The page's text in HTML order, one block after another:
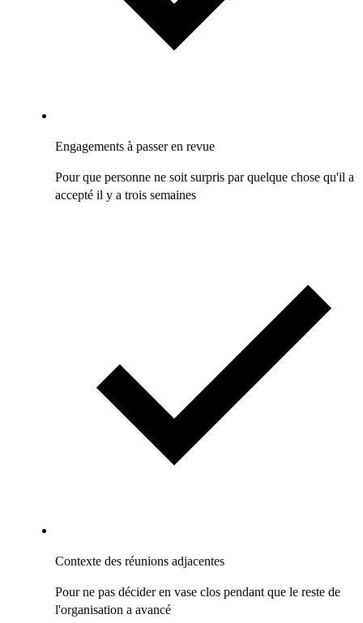
Engagements à passer en revue
Pour que personne ne soit surpris par quelque chose qu'il a
accepté il y a trois semaines
Contexte des réunions adjacentes
Pour ne pas décider en vase clos pendant que le reste de
l'organisation a avancé